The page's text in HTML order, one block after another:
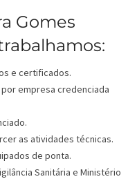
Gomes
e certificados.
empresa credenciada
as atividades técnicas.
de ponta.
Sanitária e Ministério